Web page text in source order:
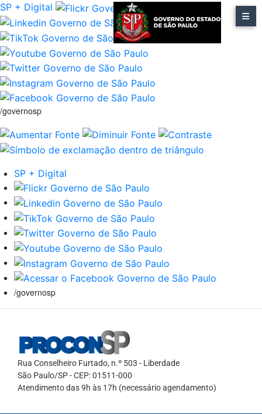
SP + Digital
/governosp
SP + Digital
/governosp
Rua Conselheiro Furtado, n.º 503 - Liberdade
São Paulo/SP - CEP: 01511-000
Atendimento das 9h às 17h (necessário agendamento)